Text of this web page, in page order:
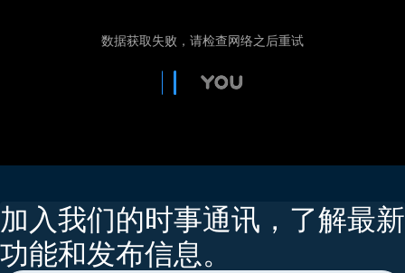
加入我们的时事通讯，了解最新
功能和发布信息。